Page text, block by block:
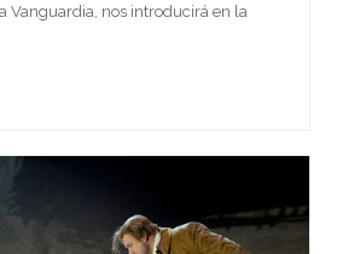
Vanguardia, nos introducirá en la